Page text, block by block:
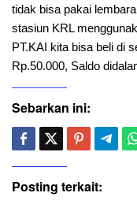
tidak bisa pakai
stasiun KRL
PT.KAI kita bisa beli di
Rp.50.000, Saldo
Sebarkan ini:
Posting terkait: